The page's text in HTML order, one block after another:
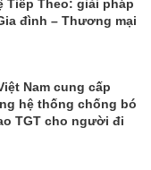
Tiếp Theo: giải pháp
đình – Thương mại
Nam cung cấp
hệ thống chống bó
TGT cho người đi